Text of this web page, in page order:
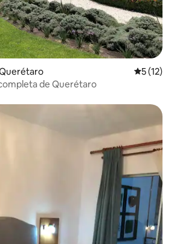
Querétaro 5 de uma
5 (12)
de Querétaro